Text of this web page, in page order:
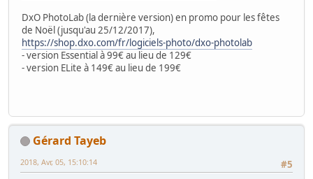
DxO PhotoLab (la dernière version) en promo pour les fêtes
de Noël (jusqu'au 25/12/2017),
https://shop.dxo.com/fr/logiciels-photo/dxo-photolab
- version Essential à 99€ au lieu de 129€
- version ELite à 149€ au lieu de 199€
Gérard Tayeb
#5
2018, Avr, 05, 15:10:14